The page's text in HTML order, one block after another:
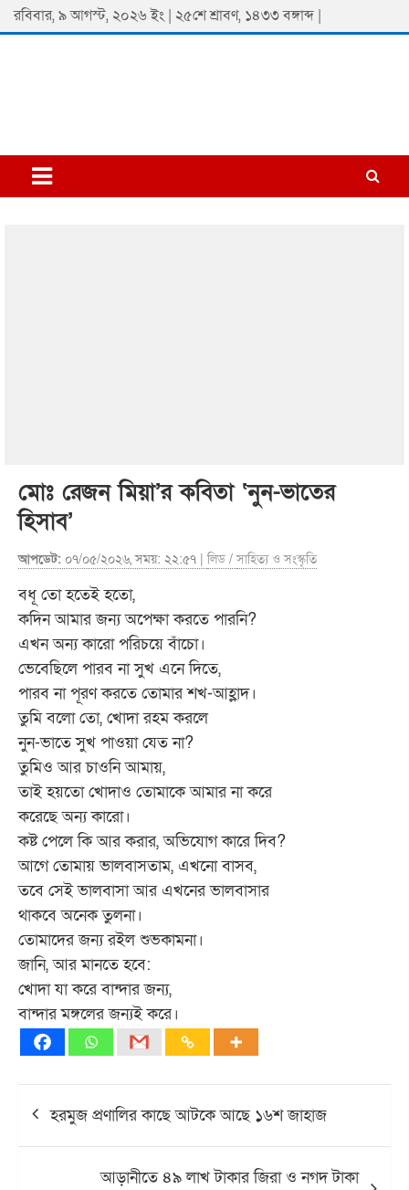
Skip
to
রবিবার, ৯ আগস্ট, ২০২৬ ইং | ২৫শে শ্রাবণ, ১৪৩৩ বঙ্গাব্দ |
Padmaprobaha
Online Newspaper Portal
মোঃ রেজন মিয়া’র কবিতা ‘নুন-ভাতের
হিসাব’
আপডেট: ০৭/০৫/২০২৬, সময়: ২২:৫৭ |লিড /সাহিত্য ও সংস্কৃতি
বধূ তো হতেই হতো,
কদিন আমার জন্য অপেক্ষা করতে পারনি?
এখন অন্য কারো পরিচয়ে বাঁচো।
ভেবেছিলে পারব না সুখ এনে দিতে,
পারব না পূরণ করতে তোমার শখ-আহ্লাদ।
তুমি বলো তো, খোদা রহম করলে
নুন-ভাতে সুখ পাওয়া যেত না?
তুমিও আর চাওনি আমায়,
তাই হয়তো খোদাও তোমাকে আমার না করে
করেছে অন্য কারো।
কষ্ট পেলে কি আর করার, অভিযোগ কারে দিব?
আগে তোমায় ভালবাসতাম, এখনো বাসব,
তবে সেই ভালবাসা আর এখনের ভালবাসার
থাকবে অনেক তুলনা।
তোমাদের জন্য রইল শুভকামনা।
জানি, আর মানতে হবে:
খোদা যা করে বান্দার জন্য,
বান্দার মঙ্গলের জন্যই করে।
navigation
হরমুজ প্রণালির কাছে আটকে আছে ১৬শ জাহাজ
আড়ানীতে ৪৯ লাখ টাকার জিরা ও নগদ টাকা